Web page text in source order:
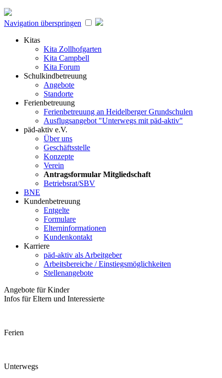
Navigation überspringen
Kitas
Kita Zollhofgarten
Kita Campbell
Kita Forum
Schulkindbetreuung
Angebote
Standorte
Ferienbetreuung
Ferienbetreuung an Heidelberger Grundschulen
Ausflugsangebot "Unterwegs mit päd-aktiv"
päd-aktiv e.V.
Über uns
Geschäftsstelle
Konzepte
Verein
Antragsformular Mitgliedschaft
Betriebsrat/SBV
BNE
Kundenbetreuung
Entgelte
Formulare
Elterninformationen
Kundenkontakt
Karriere
päd-aktiv als Arbeitgeber
Arbeitsbereiche / Einstiegsmöglichkeiten
Stellenangebote
Angebote für Kinder
Infos für Eltern und Interessierte
Ferien
Unterwegs